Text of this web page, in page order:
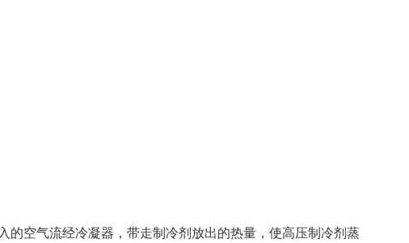
的空气流经冷凝器，带走制冷剂放出的热量，使高压制冷剂蒸